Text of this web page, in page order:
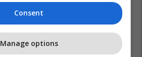
Consent
Manage options